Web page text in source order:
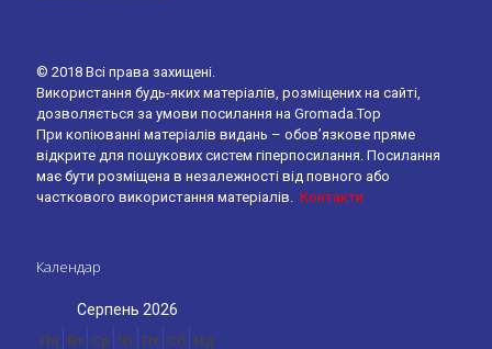
© 2018 Всі права захищені.
Використання будь-яких матеріалів, розміщених на сайті,
дозволяється за умови посилання на Gromada.Top
При копіюванні матеріалів видань – обов’язкове пряме
відкрите для пошукових систем гіперпосилання. Посилання
має бути розміщена в незалежності від повного або
часткового використання матеріалів. Контакти
Календар
Серпень 2026
Пн Вт Ср Чт Пт Сб Нд